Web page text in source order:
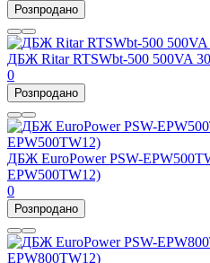
Розпродано
ДБЖ Ritar RTSWbt-500 500VA
0
Розпродано
ДБЖ EuroPower PSW-
EPW500TW12)
0
Розпродано